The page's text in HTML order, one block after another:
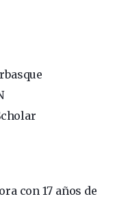
con 17 años de